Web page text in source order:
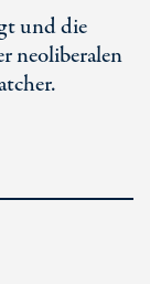
und die
neoliberalen